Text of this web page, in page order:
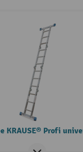
KRAUSE® Profi